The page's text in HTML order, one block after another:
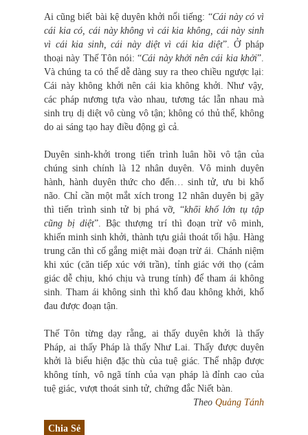
Ai cũng biết bài kệ duyên khởi nổi tiếng: “Cái này có vì
cái kia có, cái này không vì cái kia không, cái này sinh
vì cái kia sinh, cái này diệt vì cái kia diệt”. Ở pháp
thoại này Thế Tôn nói: “Cái này khởi nên cái kia khởi”.
Và chúng ta có thể dễ dàng suy ra theo chiều ngược lại:
Cái này không khởi nên cái kia không khởi. Như vậy,
các pháp nương tựa vào nhau, tương tác lẫn nhau mà
sinh trụ dị diệt vô cùng vô tận; không có thủ thể, không
do ai sáng tạo hay điều động gì cả.
Duyên sinh-khởi trong tiến trình luân hồi vô tận của
chúng sinh chính là 12 nhân duyên. Vô minh duyên
hành, hành duyên thức cho đến… sinh tử, ưu bi khổ
não. Chỉ cần một mắt xích trong 12 nhân duyên bị gãy
thì tiến trình sinh tử bị phá vỡ, “khối khổ lớn tụ tập
cũng bị diệt”. Bậc thượng trí thì đoạn trừ vô minh,
khiến minh sinh khởi, thành tựu giải thoát tối hậu. Hàng
trung căn thì cố gắng miệt mài đoạn trừ ái. Chánh niệm
khi xúc (căn tiếp xúc với trần), tỉnh giác với thọ (cảm
giác dễ chịu, khó chịu và trung tính) để tham ái không
sinh. Tham ái không sinh thì khổ đau không khởi, khổ
đau được đoạn tận.
Thế Tôn từng dạy rằng, ai thấy duyên khởi là thấy
Pháp, ai thấy Pháp là thấy Như Lai. Thấy được duyên
khởi là biểu hiện đặc thù của tuệ giác. Thể nhập được
không tính, vô ngã tính của vạn pháp là đỉnh cao của
tuệ giác, vượt thoát sinh tử, chứng đắc Niết bàn.
Theo Quảng Tánh
Chia Sẻ